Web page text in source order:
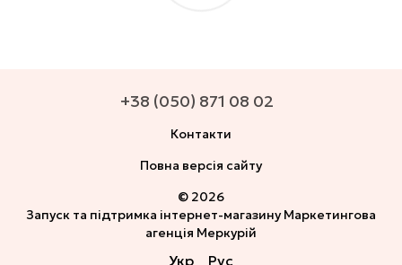
+38 (050) 871 08 02
Контакти
Повна версія сайту
© 2026
Запуск та підтримка інтернет-магазинуМаркетингова
агенція Меркурій
Укр Рус